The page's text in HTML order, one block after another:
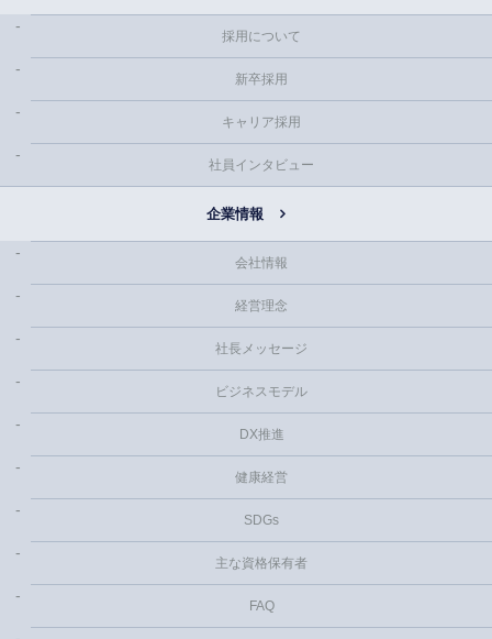
採用について
新卒採用
キャリア採用
社員インタビュー
企業情報
会社情報
経営理念
社長メッセージ
ビジネスモデル
DX推進
健康経営
SDGs
主な資格保有者
FAQ